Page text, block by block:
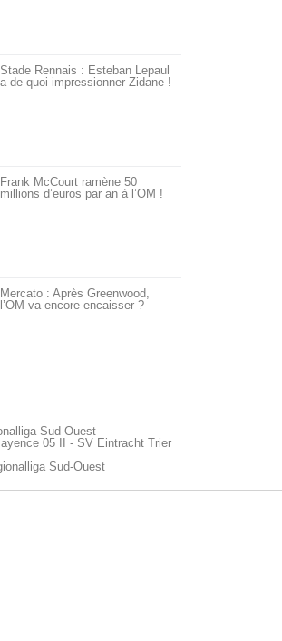
Stade Rennais : Esteban Lepaul
a de quoi impressionner Zidane !
Frank McCourt ramène 50
millions d’euros par an à l’OM !
Mercato : Après Greenwood,
l’OM va encore encaisser ?
Sud-Ouest
05 II - SV Eintracht Trier
Sud-Ouest